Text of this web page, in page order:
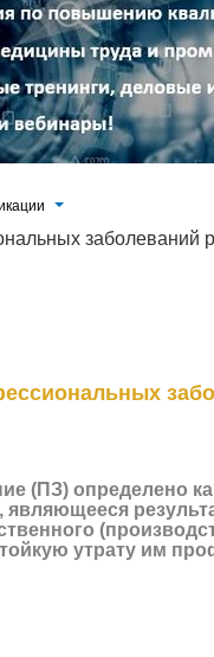
заболеваний
(ПЗ) определено
являющееся
утрату им